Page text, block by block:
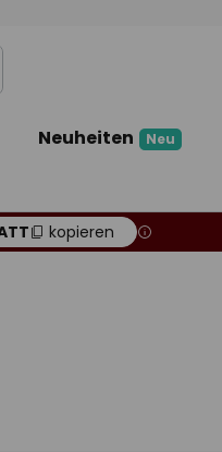
Neuheiten Neu
kopieren